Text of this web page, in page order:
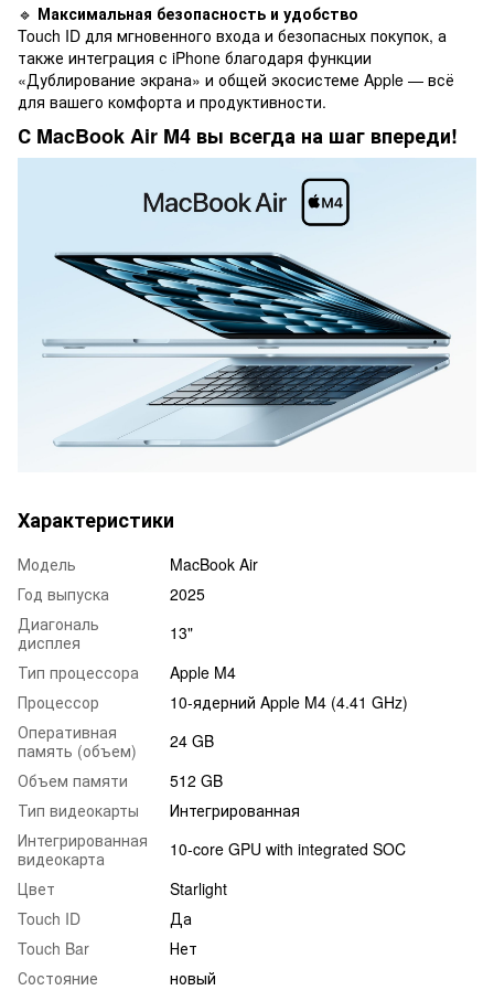
🔹 Максимальная безопасность и удобство
Touch ID для мгновенного входа и безопасных покупок, а
также интеграция с iPhone благодаря функции
«Дублирование экрана» и общей экосистеме Apple — всё
для вашего комфорта и продуктивности.
С MacBook Air M4 вы всегда на шаг впереди!
Характеристики
Модель
MacBook Air
Год выпуска
2025
Диагональ
дисплея
13"
Тип процессора
Apple M4
Процессор
10-ядерний Apple M4 (4.41 GHz)
Оперативная
память (объем)
24 GB
Объем памяти
512 GB
Тип видеокарты
Интегрированная
Интегрированная
видеокарта
10-core GPU with integrated SOC
Цвет
Starlight
Touch ID
Да
Touch Bar
Нет
Состояние
новый